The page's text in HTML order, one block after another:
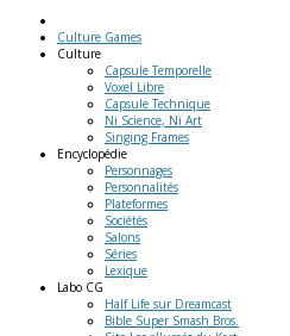
Culture Games
Culture
Capsule Temporelle
Voxel Libre
Capsule Technique
Ni Science, Ni Art
Singing Frames
Encyclopédie
Personnages
Personnalités
Plateformes
Sociétés
Salons
Séries
Lexique
Labo CG
Half Life sur Dreamcast
Bible Super Smash Bros.